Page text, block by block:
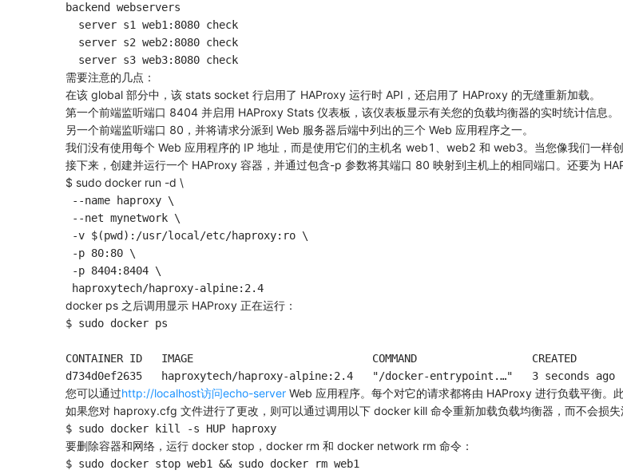
backend webservers
  server s1 web1:8080 check
  server s2 web2:8080 check
需要注意的几点：
在该 global 部分中，该 stats socket 行启用了 HAProxy 运行时 API，还启用了 HAProxy 的无缝重新加载。
第一个前端监听端口 8404 并启用 HAProxy Stats 仪表板，该仪表板显示有关您的负载均衡器的实时统计信息。
另一个前端监听端口 80，并将请求分派到 Web 服务器后端中列出的三个 Web 应用程序之一。
我们没有使用每个 Web 应用程序的 IP 地址，而是使用它们的主机名 web1、web2 和 web3。当您像我们一样
接下来，创建并运行一个 HAProxy 容器，并通过包含-p 参数将其端口 80 映射到主机上的相同端口。还要为
$ sudo docker run -d \
--name haproxy \
--net mynetwork \
-v $(pwd):/usr/local/etc/haproxy:ro \
-p 80:80 \
-p 8404:8404 \
docker ps 之后调用显示 HAProxy 正在运行：
$ sudo docker ps
CONTAINER ID   IMAGE                            COMMAND
您可以通过http://localhost访问echo-server Web 应用程序。每个对它的请求都将由 HAProxy 进行负载平衡。
如果您对 haproxy.cfg 文件进行了更改，则可以通过调用以下 docker kill 命令重新加载负载均衡器，而不会损失
要删除容器和网络，运行 docker stop，docker rm 和 docker network rm 命令：
$ sudo docker stop web1 && sudo docker rm web1